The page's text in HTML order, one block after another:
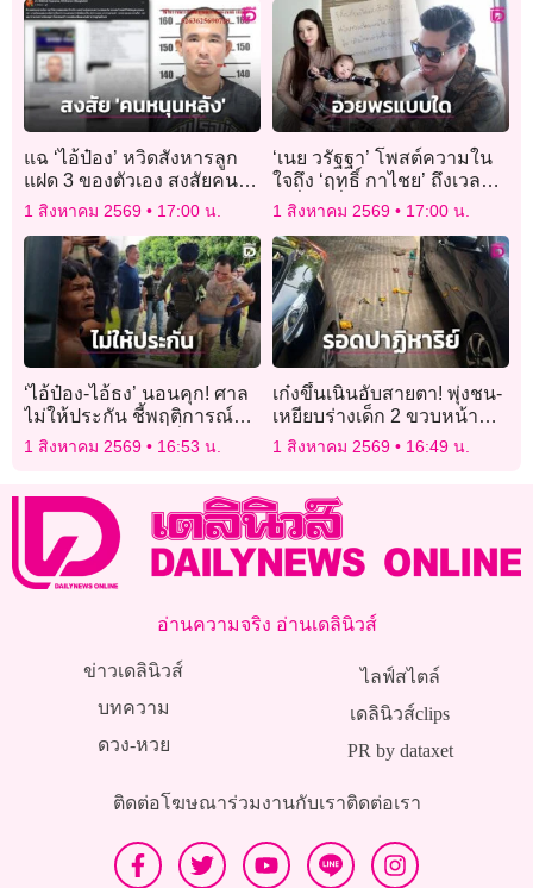
แฉ ‘ไอ้ป๋อง’ หวิดสังหารลูก
แฝด 3 ของตัวเอง สงสัยคน
หนุนหลัง ก่ออาชญากรรมไม่
1 สิงหาคม 2569 17:00 น.
‘เนย วรัฐฐา’ โพสต์ความใน
ใจถึง ‘ฤทธิ์ กาไชย’ ถึงเวลา
เปลี่ยนเพื่อครอบครัว
1 สิงหาคม 2569 17:00 น.
‘ไอ้ป๋อง-ไอ้ธง’ นอนคุก! ศาล
ไม่ให้ประกัน ชี้พฤติการณ์
ร้ายแรง-โทษสูง-หวั่นหลบหนี
1 สิงหาคม 2569 16:53 น.
เก๋งขึ้นเนินอับสายตา! พุ่งชน-
เหยียบร่างเด็ก 2 ขวบหน้า
หอพักโคราช รอดปาฏิหาริย์
1 สิงหาคม 2569 16:49 น.
อ่านความจริง อ่านเดลินิวส์
ข่าวเดลินิวส์
บทความ
ดวง-หวย
ไลฟ์สไตล์
เดลินิวส์clips
PR by dataxet
ติดต่อโฆษณาร่วมงานกับเราติดต่อเรา